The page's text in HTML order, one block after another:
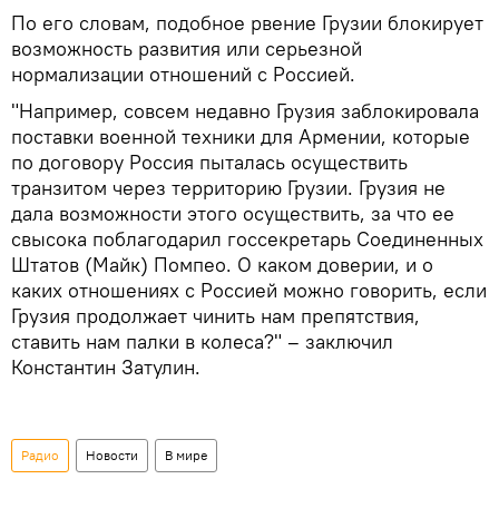
По его словам, подобное рвение Грузии блокирует
возможность развития или серьезной
нормализации отношений с Россией.
"Например, совсем недавно Грузия заблокировала
поставки военной техники для Армении, которые
по договору Россия пыталась осуществить
транзитом через территорию Грузии. Грузия не
дала возможности этого осуществить, за что ее
свысока поблагодарил госсекретарь Соединенных
Штатов (Майк) Помпео. О каком доверии, и о
каких отношениях с Россией можно говорить, если
Грузия продолжает чинить нам препятствия,
ставить нам палки в колеса?" – заключил
Константин Затулин.
Радио Новости В мире